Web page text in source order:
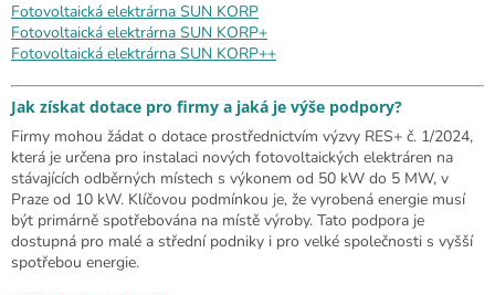
Fotovoltaická elektrárna SUN KORP
Fotovoltaická elektrárna SUN KORP+
Fotovoltaická elektrárna SUN KORP++
Jak získat dotace pro firmy a jaká je výše podpory?
Firmy mohou žádat o dotace prostřednictvím výzvy RES+ č. 1/2024,
která je určena pro instalaci nových fotovoltaických elektráren na
stávajících odběrných místech s výkonem od 50 kW do 5 MW, v
Praze od 10 kW. Klíčovou podmínkou je, že vyrobená energie musí
být primárně spotřebována na místě výroby. Tato podpora je
dostupná pro malé a střední podniky i pro velké společnosti s vyšší
spotřebou energie.